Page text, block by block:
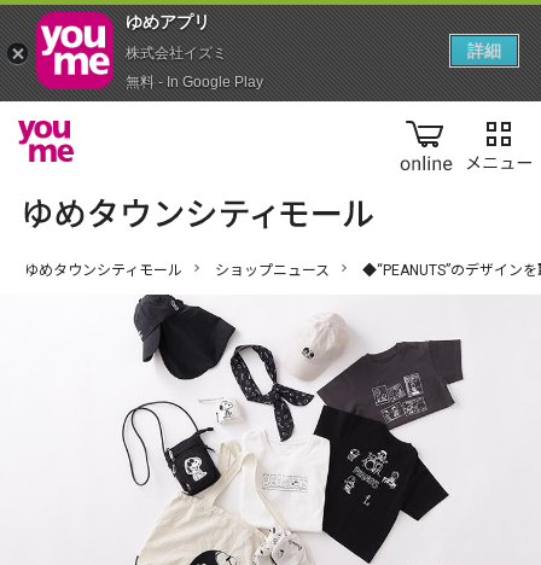
online
ゆめタウンシティモール ショップニュース ◆“PEANUTS”のデザイン
ゆめアプ‪リ‬
株式会社イズミ
無料 - In Google Play
詳細